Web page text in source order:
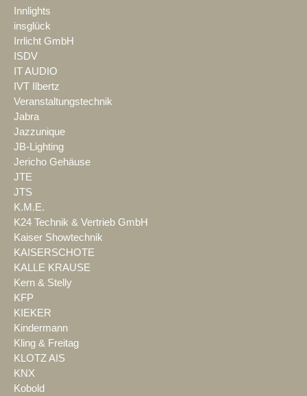
Innlights
insglück
Irrlicht GmbH
ISDV
IT AUDIO
IVT Ilbertz
Veranstaltungstechnik
Jabra
Jazzunique
JB-Lighting
Jericho Gehäuse
JTE
JTS
K.M.E.
K24 Technik & Vertrieb GmbH
Kaiser Showtechnik
KAISERSCHOTE
KALLE KRAUSE
Kern & Stelly
KFP
KIEKER
Kindermann
Kling & Freitag
KLOTZ AIS
KNX
Kobold